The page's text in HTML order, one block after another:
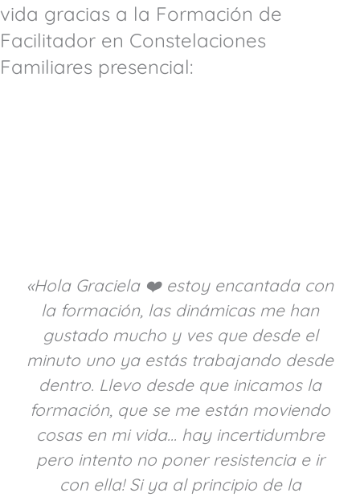
vida gracias a la Formación de
Facilitador en Constelaciones
Familiares presencial:
«Hola Graciela ❤️ estoy encantada con
la formación, las dinámicas me han
gustado mucho y ves que desde el
minuto uno ya estás trabajando desde
dentro. Llevo desde que inicamos la
formación, que se me están moviendo
cosas en mi vida... hay incertidumbre
pero intento no poner resistencia e ir
con ella! Si ya al principio de la